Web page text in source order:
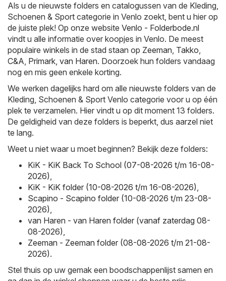
Als u de nieuwste folders en catalogussen van de Kleding,
Schoenen & Sport categorie in Venlo zoekt, bent u hier op
de juiste plek! Op onze website Venlo - Folderbode.nl
vindt u alle informatie over koopjes in Venlo. De meest
populaire winkels in de stad staan op Zeeman, Takko,
C&A, Primark, van Haren. Doorzoek hun folders vandaag
nog en mis geen enkele korting.
We werken dagelijks hard om alle nieuwste folders van de
Kleding, Schoenen & Sport Venlo categorie voor u op één
plek te verzamelen. Hier vindt u op dit moment 13 folders.
De geldigheid van deze folders is beperkt, dus aarzel niet
te lang.
Weet u niet waar u moet beginnen? Bekijk deze folders:
KiK - KiK Back To School (07-08-2026 t/m 16-08-
2026),
KiK - KiK folder (10-08-2026 t/m 16-08-2026),
Scapino - Scapino folder (10-08-2026 t/m 23-08-
2026),
van Haren - van Haren folder (vanaf zaterdag 08-
08-2026),
Zeeman - Zeeman folder (08-08-2026 t/m 21-08-
2026).
Stel thuis op uw gemak een boodschappenlijst samen en